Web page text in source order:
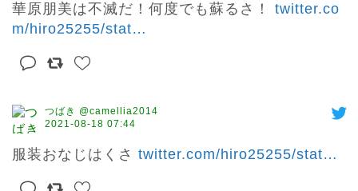
華原朋美は不滅だ！何度でも蘇るさ！ twitter.co
m/hiro25255/stat…
つばき @camellia2014
2021-08-18 07:44
服装おなじはくさ twitter.com/hiro25255/stat…